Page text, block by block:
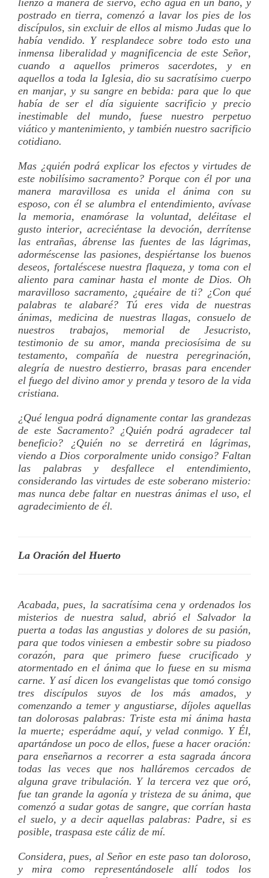
lienzo a manera de siervo, echó agua en un baño, y
postrado en tierra, comenzó a lavar los pies de los
discí­pulos, sin excluir de ellos al mismo Judas que lo
habí­a vendido. Y resplandece sobre todo esto una
inmensa liberalidad y magnificencia de este Señor,
cuando a aquellos primeros sacerdotes, y en
aquellos a toda la Iglesia, dio su sacratí­simo cuerpo
en manjar, y su sangre en bebida: para que lo que
habí­a de ser el dí­a siguiente sacrificio y precio
inestimable del mundo, fuese nuestro perpetuo
viático y mantenimiento, y también nuestro sacrificio
cotidiano.
Mas ¿quién podrá explicar los efectos y virtudes de
este nobilí­simo sacramento? Porque con él por una
manera maravillosa es unida el ánima con su
esposo, con él se alumbra el entendimiento, aví­vase
la memoria, enamórase la voluntad, deléitase el
gusto interior, acreciéntase la devoción, derrí­tense
las entrañas, ábrense las fuentes de las lágrimas,
adorméscense las pasiones, despiértanse los buenos
deseos, fortaléscese nuestra flaqueza, y toma con el
aliento para caminar hasta el monte de Dios. Oh
maravilloso sacramento, ¿quéaire de ti? ¿Con qué
palabras te alabaré? Tú eres vida de nuestras
ánimas, medicina de nuestras llagas, consuelo de
nuestros trabajos, memorial de Jesucristo,
testimonio de su amor, manda preciosí­sima de su
testamento, compañí­a de nuestra peregrinación,
alegrí­a de nuestro destierro, brasas para encender
el fuego del divino amor y prenda y tesoro de la vida
cristiana.
¿Qué lengua podrá dignamente contar las grandezas
de este Sacramento? ¿Quién podrá agradecer tal
beneficio? ¿Quién no se derretirá en lágrimas,
viendo a Dios corporalmente unido consigo? Faltan
las palabras y desfallece el entendimiento,
considerando las virtudes de este soberano misterio:
mas nunca debe faltar en nuestras ánimas el uso, el
agradecimiento de él.
La Oración del Huerto
Acabada, pues, la sacratí­sima cena y ordenados los
misterios de nuestra salud, abrió el Salvador la
puerta a todas las angustias y dolores de su pasión,
para que todos viniesen a embestir sobre su piadoso
corazón, para que primero fuese crucificado y
atormentado en el ánima que lo fuese en su misma
carne. Y así­ dicen los evangelistas que tomó consigo
tres discí­pulos suyos de los más amados, y
comenzando a temer y angustiarse, dí­joles aquellas
tan dolorosas palabras: Triste esta mi ánima hasta
la muerte; esperádme aquí­, y velad conmigo. Y Él,
apartándose un poco de ellos, fuese a hacer oración:
para enseñarnos a recorrer a esta sagrada áncora
todas las veces que nos halláremos cercados de
alguna grave tribulación. Y la tercera vez que oró,
fue tan grande la agoní­a y tristeza de su ánima, que
comenzó a sudar gotas de sangre, que corrí­an hasta
el suelo, y a decir aquellas palabras: Padre, si es
posible, traspasa este cáliz de mí­.
Considera, pues, al Señor en este paso tan doloroso,
y mira como representándosele allí­ todos los